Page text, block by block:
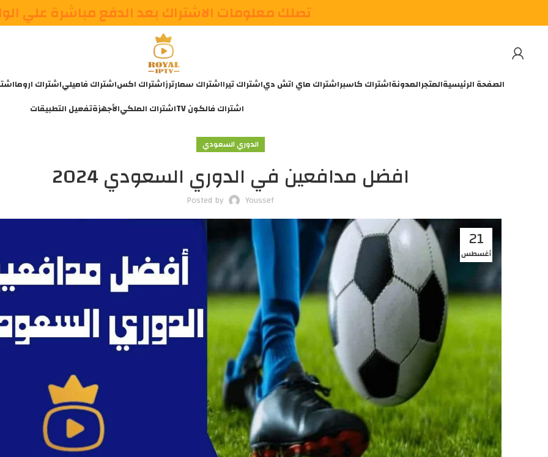
تصلك معلومات الاشتراك بعد الدفع مباشرة علي
الصفحة الرئيسيةالمتجرالمدونةاشتراك كاسبراشتراك ماي اتش دياشتراك تيرااشتراك سمارترزاشتراك اكساشتراك فاميلياشتراك اروما
اشتراك فالكون TV
اشتراك الملكيالأجهزةتفعيل التطبيقات
الدوري السعودي
افضل مدافعين في الدوري السعودي 2024
Posted by Youssef
21
أغسطس